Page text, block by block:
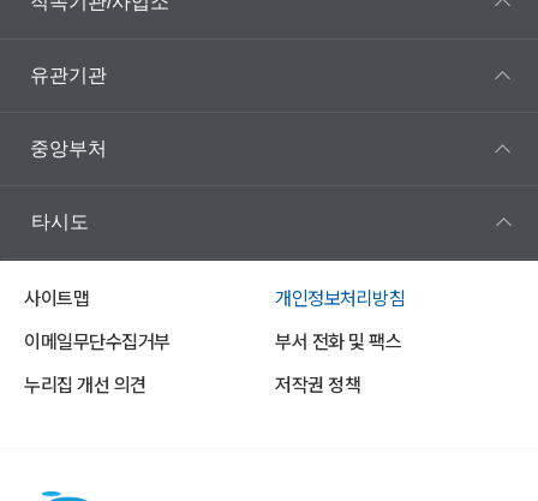
유관기관
중앙부처
타시도
사이트맵
개인정보처리방침
이메일무단수집거부
부서 전화 및 팩스
누리집 개선 의견
저작권 정책